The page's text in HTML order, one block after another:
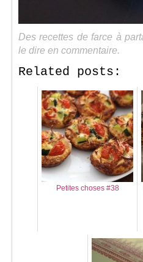
Des recettes de farce à
le dire en commentaire.
Related posts:
Petites choses #38